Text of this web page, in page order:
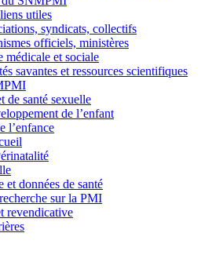
utiles
syndicats, collectifs
officiels, ministères
médicale et sociale
savantes et ressources scientifiques
de santé sexuelle
de l’enfant
l’enfance
et données de santé
sur la PMI
revendicative